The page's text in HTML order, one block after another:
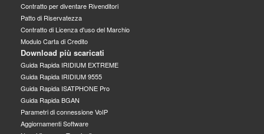
Contratto per diventare Rivenditori
Patto di Riservatezza
Contratto di Licenza d'uso del Marchio
Modulo Carta di Credito
Download più scaricati
Guida Rapida IRIDIUM EXTREME
Guida Rapida IRIDIUM 9555
Guida Rapida ISATPHONE Pro
Guida Rapida BGAN
Parametri di connessione VoIP
Aggiornamenti Software